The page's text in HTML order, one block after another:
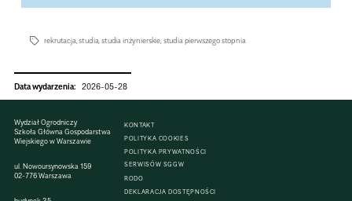
rekrutacja,studia,studia inżynierskie,studia pierwszego stopnia
Data wydarzenia: 2026-05-28
Wydział Ogrodniczy
Szkoła Główna Gospodarstwa
Wiejskiego w Warszawie
ul. Nowoursynowska 159
02-776 Warszawa
KONTAKT
POLITYKA COOKIES
POLITYKA PRYWATNOŚCI
SERWISÓW SGGW
RODO
DEKLARACJA DOSTĘPNOŚCI